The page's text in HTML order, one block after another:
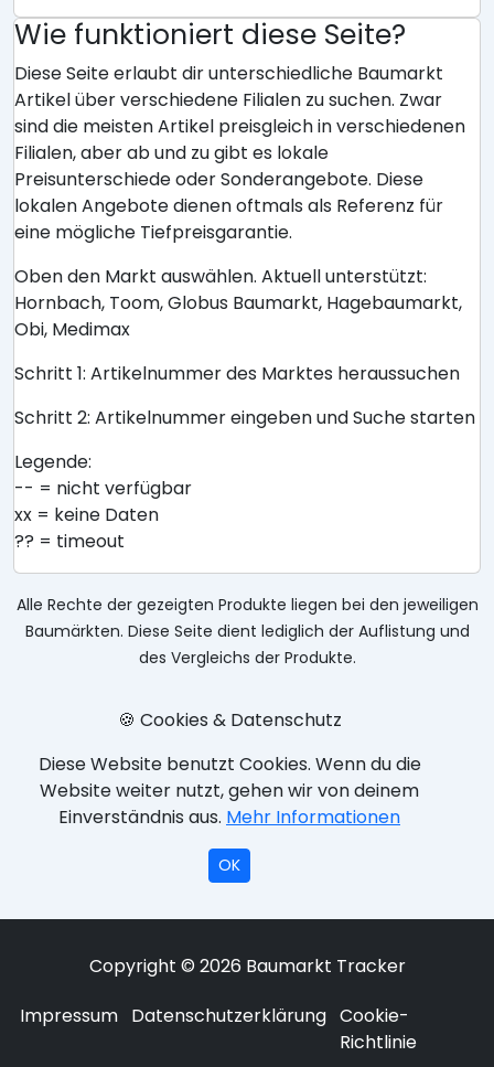
Wie funktioniert diese Seite?
Diese Seite erlaubt dir unterschiedliche Baumarkt
Artikel über verschiedene Filialen zu suchen. Zwar
sind die meisten Artikel preisgleich in verschiedenen
Filialen, aber ab und zu gibt es lokale
Preisunterschiede oder Sonderangebote. Diese
lokalen Angebote dienen oftmals als Referenz für
eine mögliche Tiefpreisgarantie.
Oben den Markt auswählen. Aktuell unterstützt:
Hornbach, Toom, Globus Baumarkt, Hagebaumarkt,
Obi, Medimax
Schritt 1: Artikelnummer des Marktes heraussuchen
Schritt 2: Artikelnummer eingeben und Suche starten
Legende:
-- = nicht verfügbar
xx = keine Daten
?? = timeout
Alle Rechte der gezeigten Produkte liegen bei den jeweiligen
Baumärkten. Diese Seite dient lediglich der Auflistung und
des Vergleichs der Produkte.
🍪 Cookies & Datenschutz
Diese Website benutzt Cookies. Wenn du die
Website weiter nutzt, gehen wir von deinem
Einverständnis aus. Mehr Informationen
OK
Copyright © 2026 Baumarkt Tracker
Impressum Datenschutzerklärung Cookie-
Richtlinie